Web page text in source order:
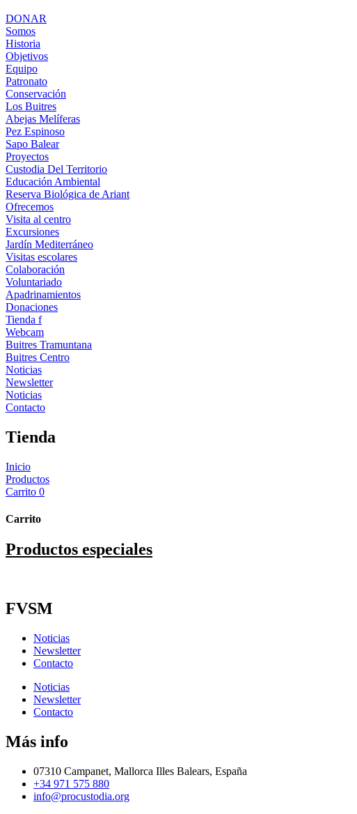
DONAR
Somos
Historia
Objetivos
Equipo
Patronato
Conservación
Los Buitres
Abejas Melíferas
Pez Espinoso
Sapo Balear
Proyectos
Custodia Del Territorio
Educación Ambiental
Reserva Biológica de Ariant
Ofrecemos
Visita al centro
Excursiones
Jardín Mediterráneo
Visitas escolares
Colaboración
Voluntariado
Apadrinamientos
Donaciones
Tienda f
Webcam
Buitres Tramuntana
Buitres Centro
Noticias
Newsletter
Noticias
Contacto
Tienda
Inicio
Productos
Carrito 0
Carrito
Productos especiales
FVSM
Noticias
Newsletter
Contacto
Noticias
Newsletter
Contacto
Más info
07310 Campanet, Mallorca Illes Balears, España
+34 971 575 880
info@procustodia.org